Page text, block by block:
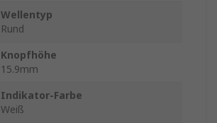
Wellentyp
Rund
Knopfhöhe
15.9mm
Indikator-Farbe
Weiß